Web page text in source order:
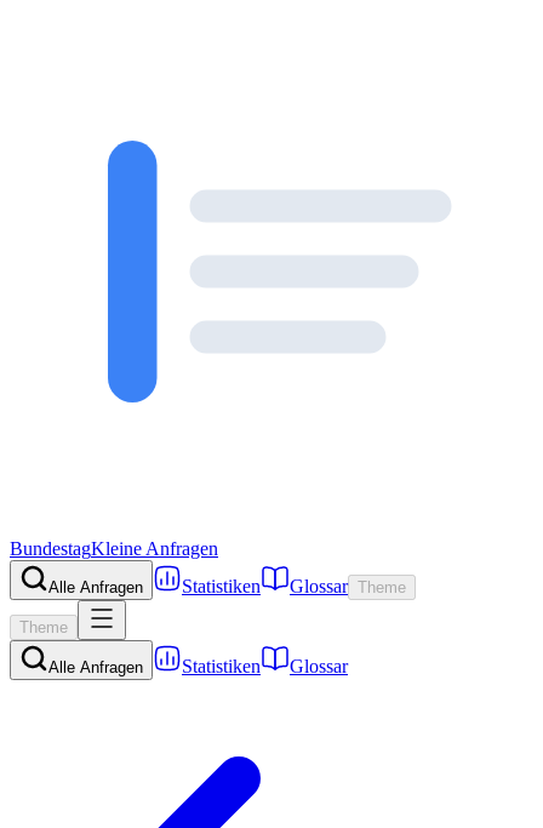
BundestagKleine Anfragen
Alle Anfragen Statistiken Glossar Theme
Theme
Alle Anfragen Statistiken Glossar